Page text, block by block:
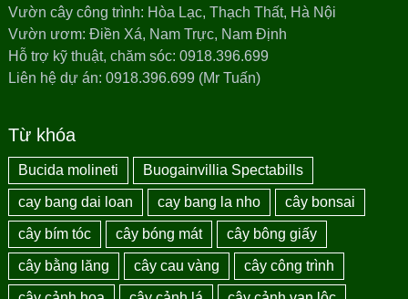
Vườn cây công trình: Hòa Lạc, Thạch Thất, Hà Nội
Vườn ươm: Điền Xá, Nam Trực, Nam Định
Hỗ trợ kỹ thuật, chăm sóc: 0918.396.699
Liên hệ dự án: 0918.396.699 (Mr Tuấn)
Từ khóa
Bucida molineti Buogainvillia Spectabills
cay bang dai loan cay bang la nho cây bonsai
cây bím tóc cây bóng mát cây bông giấy
cây bằng lăng cây cau vàng cây công trình